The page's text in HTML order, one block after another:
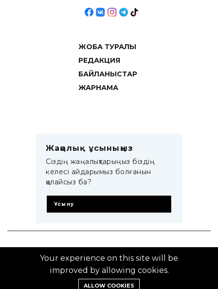
ЖОБА ТУРАЛЫ
РЕДАКЦИЯ
БАЙЛАНЫСТАР
ЖАРНАМА
Жаңалық ұсыныңыз
Сіздің жаңалықтарыңыз біздің
келесі айдарымыз болғанын
қалайсыз ба?
Ұсыну
© 2014–2025 ZTB.KZ
Your experience on this site will be
improved by allowing cookies.
ALLOW COOKIES